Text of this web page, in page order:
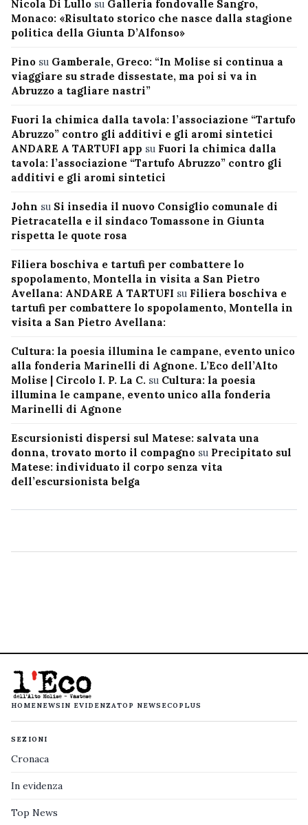
Nicola Di Lullo su Galleria fondovalle Sangro,
Monaco: «Risultato storico che nasce dalla stagione
politica della Giunta D’Alfonso»
Pino su Gamberale, Greco: “In Molise si continua a
viaggiare su strade dissestate, ma poi si va in
Abruzzo a tagliare nastri”
Fuori la chimica dalla tavola: l’associazione “Tartufo
Abruzzo” contro gli additivi e gli aromi sintetici
ANDARE A TARTUFI app su Fuori la chimica dalla
tavola: l’associazione “Tartufo Abruzzo” contro gli
additivi e gli aromi sintetici
John su Si insedia il nuovo Consiglio comunale di
Pietracatella e il sindaco Tomassone in Giunta
rispetta le quote rosa
Filiera boschiva e tartufi per combattere lo
spopolamento, Montella in visita a San Pietro
Avellana: ANDARE A TARTUFI su Filiera boschiva e
tartufi per combattere lo spopolamento, Montella in
visita a San Pietro Avellana:
Cultura: la poesia illumina le campane, evento unico
alla fonderia Marinelli di Agnone. L’Eco dell’Alto
Molise | Circolo I. P. La C. su Cultura: la poesia
illumina le campane, evento unico alla fonderia
Marinelli di Agnone
Escursionisti dispersi sul Matese: salvata una
donna, trovato morto il compagno su Precipitato sul
Matese: individuato il corpo senza vita
dell’escursionista belga
HOMENEWS IN EVIDENZATOP NEWS ECOPLUS
SEZIONI
Cronaca
In evidenza
Top News